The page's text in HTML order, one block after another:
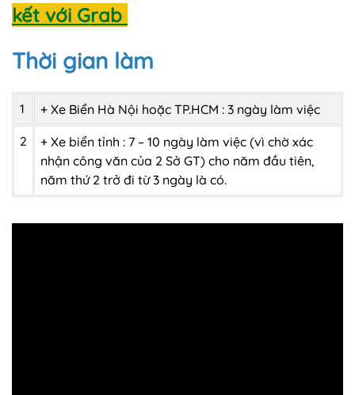
kết với Grab
Thời gian làm
1
+ Xe Biển Hà Nội hoặc TP.HCM : 3 ngày làm việc
2
+ Xe biển tỉnh : 7 – 10 ngày làm việc (vì chờ xác
nhận công văn của 2 Sở GT) cho năm đầu tiên,
năm thứ 2 trở đi từ 3 ngày là có.